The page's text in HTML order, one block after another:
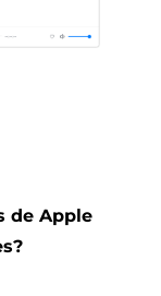
de Apple